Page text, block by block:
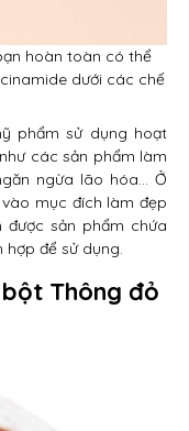
hoàn toàn có thể
dưới các chế
phẩm sử dụng hoạt
các sản phẩm làm
ngừa lão hóa… Ở
mục đích làm đẹp
sản phẩm chứa
để sử dụng.
Thông đỏ